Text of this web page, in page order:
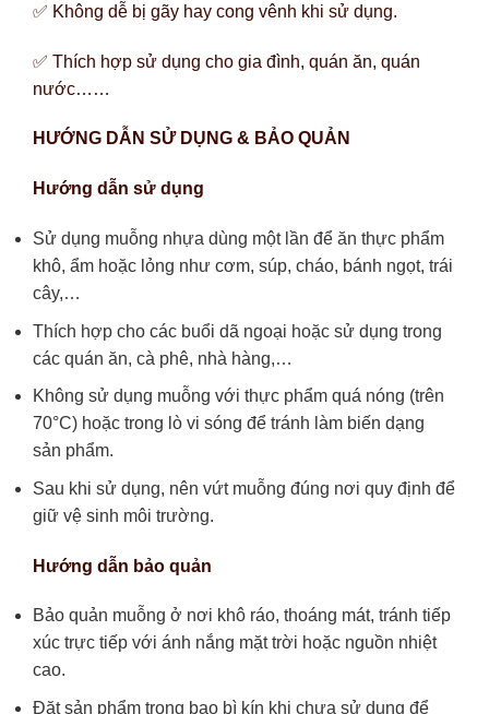
✅ Không dễ bị gãy hay cong vênh khi sử dụng.
✅ Thích hợp sử dụng cho gia đình, quán ăn, quán
nước……
HƯỚNG DẪN SỬ DỤNG & BẢO QUẢN
Hướng dẫn sử dụng
Sử dụng muỗng nhựa dùng một lần để ăn thực phẩm
khô, ẩm hoặc lỏng như cơm, súp, cháo, bánh ngọt, trái
cây,…
Thích hợp cho các buổi dã ngoại hoặc sử dụng trong
các quán ăn, cà phê, nhà hàng,…
Không sử dụng muỗng với thực phẩm quá nóng (trên
70°C) hoặc trong lò vi sóng để tránh làm biến dạng
sản phẩm.
Sau khi sử dụng, nên vứt muỗng đúng nơi quy định để
giữ vệ sinh môi trường.
Hướng dẫn bảo quản
Bảo quản muỗng ở nơi khô ráo, thoáng mát, tránh tiếp
xúc trực tiếp với ánh nắng mặt trời hoặc nguồn nhiệt
cao.
Đặt sản phẩm trong bao bì kín khi chưa sử dụng để